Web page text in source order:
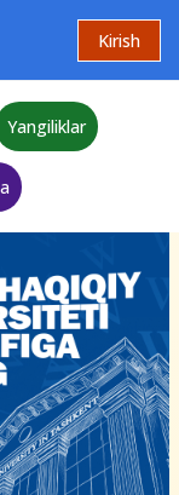
Kirish
Yangiliklar